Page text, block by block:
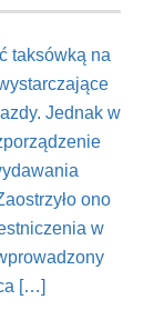
taksówką na
Jednak w
ono
w
[…]